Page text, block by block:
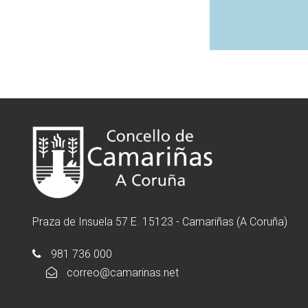
Praza de Insuela 57 E. 15123 - Camariñas (A Coruña)
981 736 000
correo@camarinas.net